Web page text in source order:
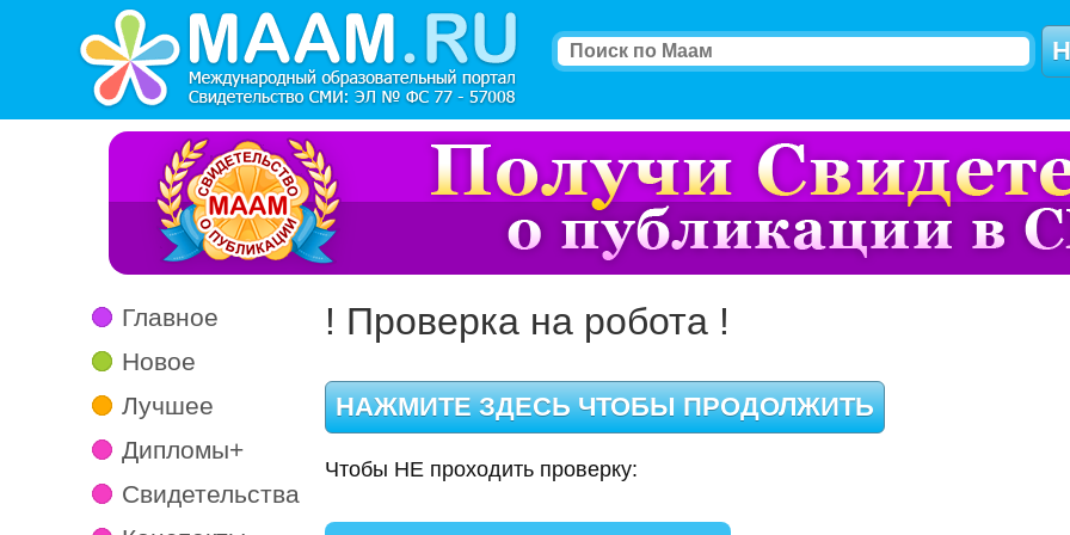
Главное
Новое
Лучшее
Дипломы+
Свидетельства
! Проверка на робота !
Чтобы НЕ проходить проверку: